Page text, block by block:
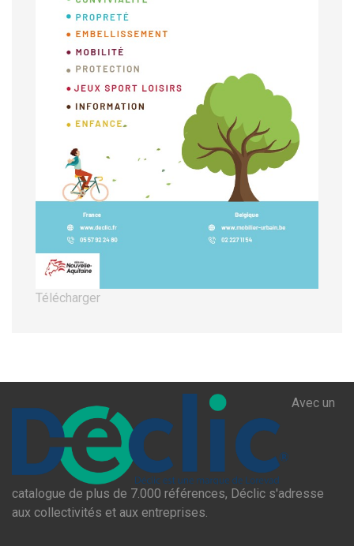
Télécharger
Avec un
catalogue de plus de 7.000 références, Déclic s'adresse
aux collectivités et aux entreprises.